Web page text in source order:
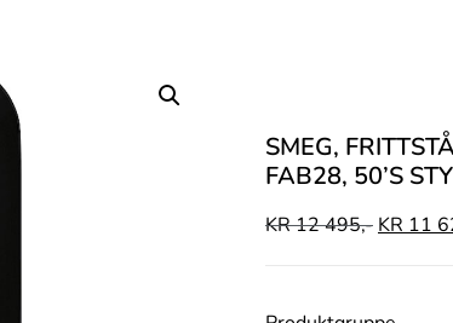
SMEG,
FAB28, 50’S
KR12 495,- KR 11